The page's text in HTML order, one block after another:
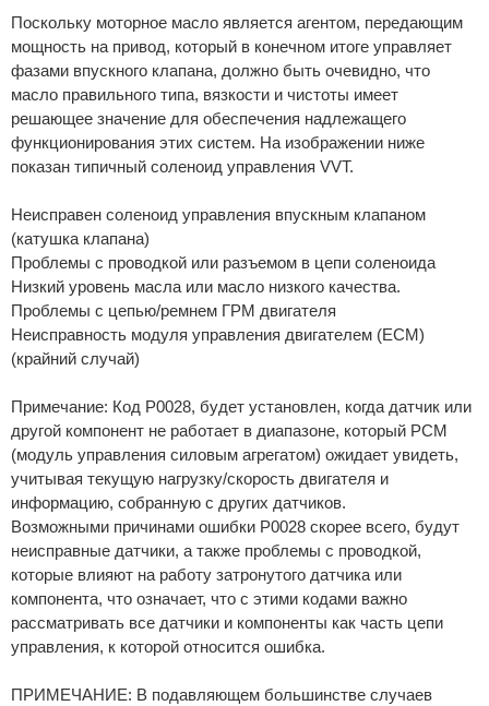
Поскольку моторное масло является агентом, передающим
мощность на привод, который в конечном итоге управляет
фазами впускного клапана, должно быть очевидно, что
масло правильного типа, вязкости и чистоты имеет
решающее значение для обеспечения надлежащего
функционирования этих систем. На изображении ниже
показан типичный соленоид управления VVT.
Неисправен соленоид управления впускным клапаном
(катушка клапана)
Проблемы с проводкой или разъемом в цепи соленоида
Низкий уровень масла или масло низкого качества.
Проблемы с цепью/ремнем ГРМ двигателя
Неисправность модуля управления двигателем (ECM)
(крайний случай)
Примечание: Код P0028, будет установлен, когда датчик или
другой компонент не работает в диапазоне, который PCM
(модуль управления силовым агрегатом) ожидает увидеть,
учитывая текущую нагрузку/скорость двигателя и
информацию, собранную с других датчиков.
Возможными причинами ошибки P0028 скорее всего, будут
неисправные датчики, а также проблемы с проводкой,
которые влияют на работу затронутого датчика или
компонента, что означает, что с этими кодами важно
рассматривать все датчики и компоненты как часть цепи
управления, к которой относится ошибка.
ПРИМЕЧАНИЕ: В подавляющем большинстве случаев